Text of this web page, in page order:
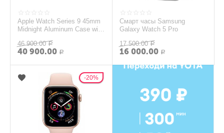
Apple Watch Series 9 45mm
Midnight Aluminum Case with
46 900.00 Р
40 900.00 Р
Смарт часы Samsung
Galaxy Watch 5 Pro
17 500.00 Р
16 000.00 Р
20%